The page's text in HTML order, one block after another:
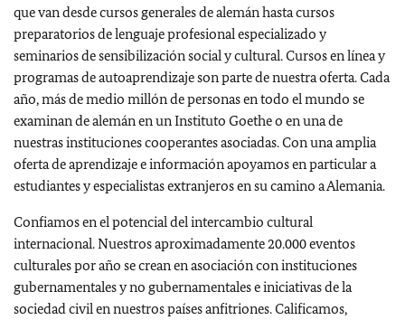
que van desde cursos generales de alemán hasta cursos
preparatorios de lenguaje profesional especializado y
seminarios de sensibilización social y cultural. Cursos en línea y
programas de autoaprendizaje son parte de nuestra oferta. Cada
año, más de medio millón de personas en todo el mundo se
examinan de alemán en un Instituto Goethe o en una de
nuestras instituciones cooperantes asociadas. Con una amplia
oferta de aprendizaje e información apoyamos en particular a
estudiantes y especialistas extranjeros en su camino a Alemania.
Confiamos en el potencial del intercambio cultural
internacional. Nuestros aproximadamente 20.000 eventos
culturales por año se crean en asociación con instituciones
gubernamentales y no gubernamentales e iniciativas de la
sociedad civil en nuestros países anfitriones. Calificamos,